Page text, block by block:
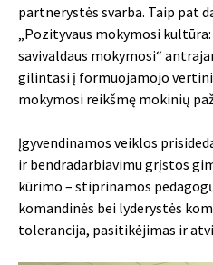
partnerystės svarba. Taip pat
„Pozityvaus mokymosi
savivaldaus mokymosi“
gilintasi į formuojamojo
mokymosi reikšmę mokinių
Įgyvendinamos veiklos
ir bendradarbiavimu grįstos
kūrimo – stiprinamos
komandinės bei lyderystės
tolerancija, pasitikėjimas ir